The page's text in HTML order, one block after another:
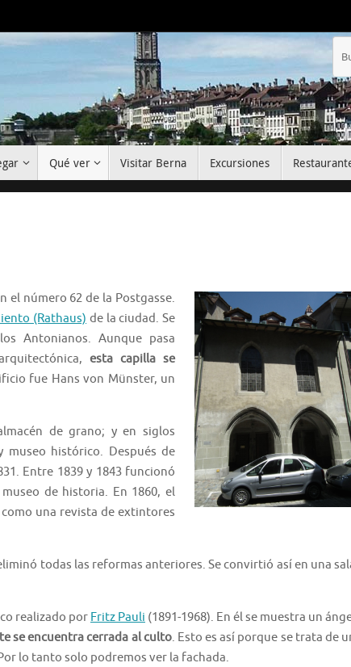
Qué ver Visitar Berna Excursiones
el número 62 de la Postgasse.
(Rathaus) de la ciudad. Se
Antonianos. Aunque pasa
esta capilla se
fue Hans von Münster, un
de grano; y en siglos
histórico. Después de
Entre 1839 y 1843 funcionó
de historia. En 1860, el
una revista de extintores
todas las reformas anteriores. Se convirtió así en una
realizado por Fritz Pauli (1891-1968). En él se muestra un
se encuentra cerrada al culto. Esto es así porque se trata de
lo tanto solo podremos ver la fachada.